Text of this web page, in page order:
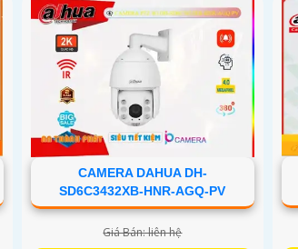
CAMERA DAHUA DH-
SD6C3432XB-HNR-AGQ-PV
Giá Bán: liên hệ